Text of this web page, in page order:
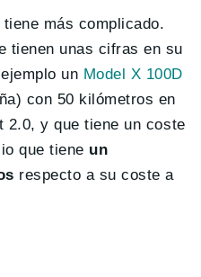
más complicado.
tienen unas cifras en su
un Model X 100D
con 50 kilómetros en
2.0, y que tiene un coste
que tiene un
respecto a su coste a